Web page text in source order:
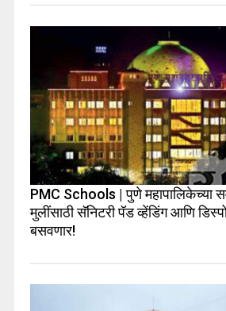
PMC Schools | पुणे महापालिकेच्या
मुलींसाठी सॅनिटरी पॅड व्हेंडिंग आणि
बसवणार!